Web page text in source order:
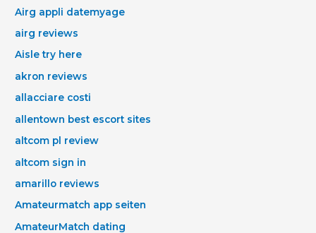
Airg appli datemyage
airg reviews
Aisle try here
akron reviews
allacciare costi
allentown best escort sites
altcom pl review
altcom sign in
amarillo reviews
Amateurmatch app seiten
AmateurMatch dating